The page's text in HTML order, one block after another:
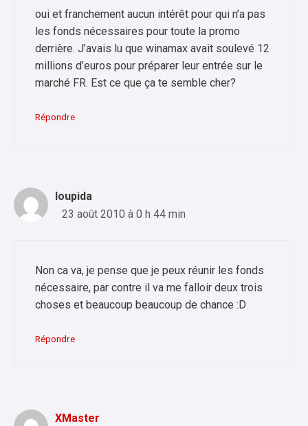
oui et franchement aucun intérêt pour qui n’a pas
les fonds nécessaires pour toute la promo
derrière. J’avais lu que winamax avait soulevé 12
millions d’euros pour préparer leur entrée sur le
marché FR. Est ce que ça te semble cher?
Répondre
loupida
23 août 2010 à 0 h 44 min
Non ca va, je pense que je peux réunir les fonds
nécessaire, par contre il va me falloir deux trois
choses et beaucoup beaucoup de chance :D
Répondre
XMaster